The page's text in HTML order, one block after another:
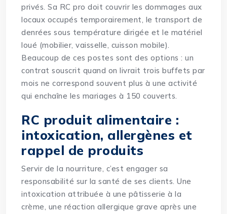
privés. Sa RC pro doit couvrir les dommages aux
locaux occupés temporairement, le transport de
denrées sous température dirigée et le matériel
loué (mobilier, vaisselle, cuisson mobile).
Beaucoup de ces postes sont des options : un
contrat souscrit quand on livrait trois buffets par
mois ne correspond souvent plus à une activité
qui enchaîne les mariages à 150 couverts.
RC produit alimentaire :
intoxication, allergènes et
rappel de produits
Servir de la nourriture, c’est engager sa
responsabilité sur la santé de ses clients. Une
intoxication attribuée à une pâtisserie à la
crème, une réaction allergique grave après une